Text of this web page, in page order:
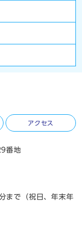
アクセス
番地
まで（祝日、年末年